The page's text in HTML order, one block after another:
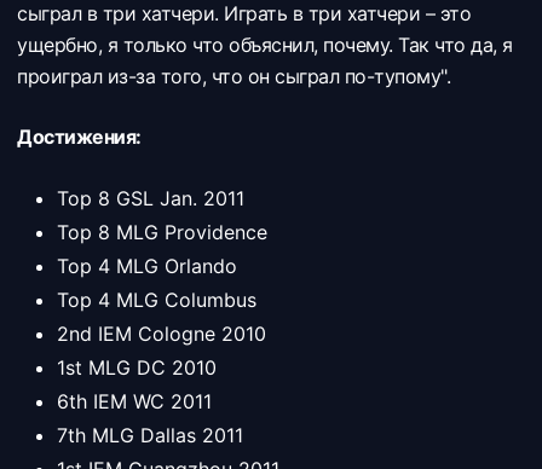
сыграл в три хатчери. Играть в три хатчери – это
ущербно, я только что объяснил, почему. Так что да, я
проиграл из-за того, что он сыграл по-тупому".
Достижения:
Top 8 GSL Jan. 2011
Top 8 MLG Providence
Top 4 MLG Orlando
Top 4 MLG Columbus
2nd IEM Cologne 2010
1st MLG DC 2010
6th IEM WC 2011
7th MLG Dallas 2011